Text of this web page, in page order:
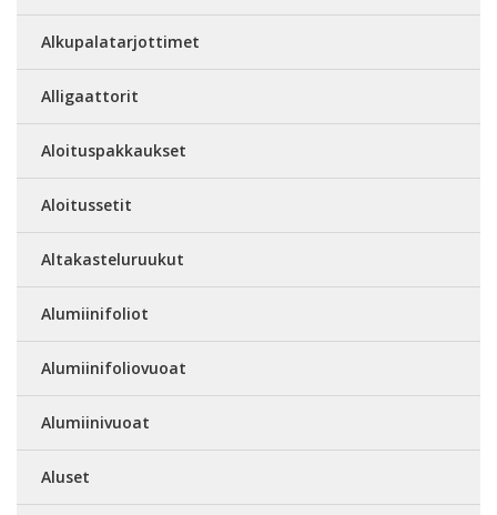
Alkupalatarjottimet
Alligaattorit
Aloituspakkaukset
Aloitussetit
Altakasteluruukut
Alumiinifoliot
Alumiinifoliovuoat
Alumiinivuoat
Aluset